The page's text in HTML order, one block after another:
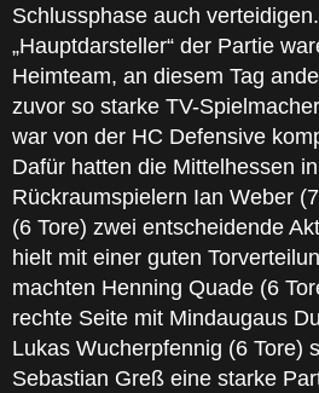
Schlussphase auch
„Hauptdarsteller“ der Partie
Heimteam, an diesem Tag
zuvor so starke TV-
war von der HC Defensive
Dafür hatten die Mittelhessen
Rückraumspielern Ian Weber
(6 Tore) zwei entscheidende
hielt mit einer guten
machten Henning Quade (6
rechte Seite mit Mindaugaus
Lukas Wucherpfennig (6 Tore)
Sebastian Greß eine starke